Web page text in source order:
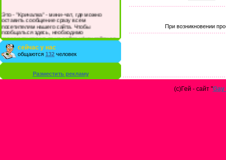
Это - "Кричалка" - мини-чат, где можно
оставить сообщение сразу всем
посетителям нашего сайта. Чтобы
пообщаться здесь, необходимо
зарегистрироваться на сайте и/или войти со
своими логином и паролем.
сейчас у нас
общаются 132 человек
Разместить рекламу
При возникновении
(с)Гей - сайт "Gay